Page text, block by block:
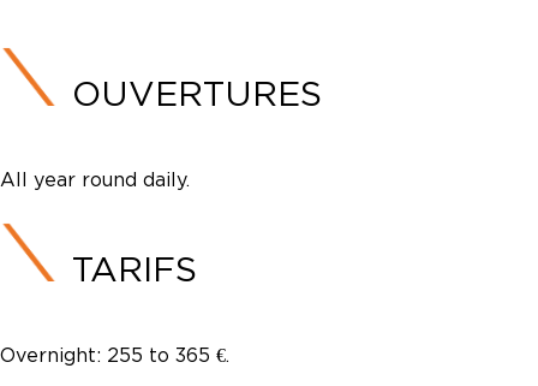
OUVERTURES
All year round daily.
TARIFS
Overnight: 255 to 365 €.